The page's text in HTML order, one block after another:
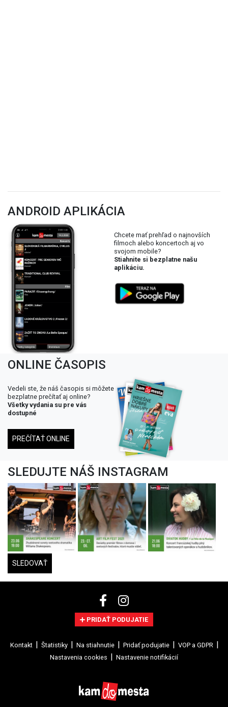
ANDROID APLIKÁCIA
Chcete mať prehľad o najnovších
filmoch alebo koncertoch aj vo
svojom mobile?
Stiahnite si bezplatne našu
aplikáciu.
ONLINE ČASOPIS
Vedeli ste, že náš časopis si môžete
bezplatne prečítať aj online?
Všetky vydania su pre vás
dostupné
PREČÍTAŤ ONLINE
SLEDUJTE NÁŠ INSTAGRAM
SLEDOVAŤ
PRIDAŤ PODUJATIE
Kontakt Štatistiky Na stiahnutie Pridať podujatie
VOP a GDPR
Nastavenia cookies
Nastavenie notifikácií